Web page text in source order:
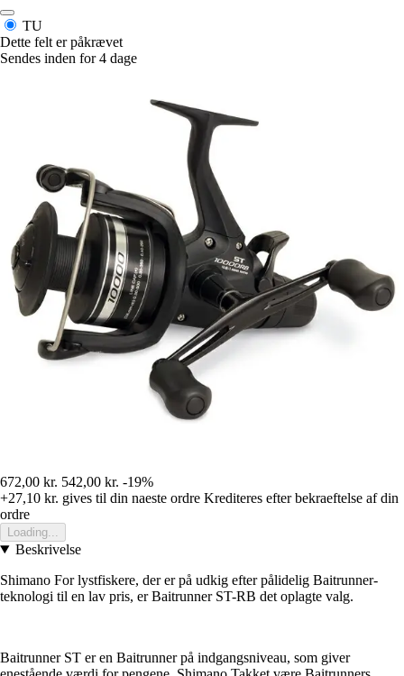
TU
Dette felt er påkrævet
Sendes inden for 4 dage
672,00 kr. 542,00 kr. -19%
+27,10 kr. gives til din naeste ordre Krediteres efter bekraeftelse af din
ordre
Loading...
Beskrivelse
Shimano For lystfiskere, der er på udkig efter pålidelig Baitrunner-
teknologi til en lav pris, er Baitrunner ST-RB det oplagte valg.
Baitrunner ST er en Baitrunner på indgangsniveau, som giver